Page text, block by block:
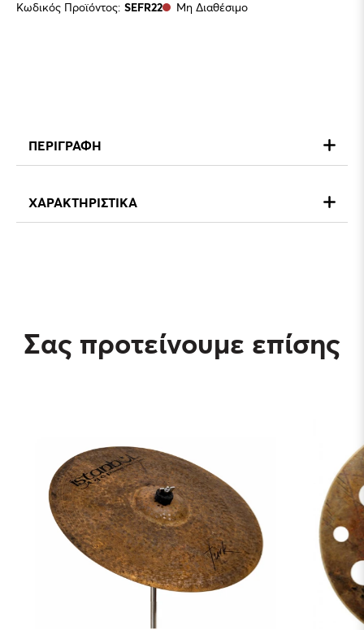
Κωδικός Προϊόντος: SEFR22 Μη Διαθέσιμο
ΠΕΡΙΓΡΑΦΗ
ΧΑΡΑΚΤΗΡΙΣΤΙΚΑ
Σας προτείνουμε επίσης